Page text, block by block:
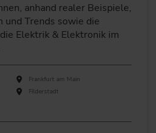
anhand realer Beispiele,
und Trends sowie die
Elektrik & Elektronik im
Frankfurt am Main
Filderstadt